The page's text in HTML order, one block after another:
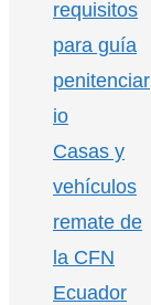
requisitos
para guía
penitenciar
io
Casas y
vehículos
remate de
la CFN
Ecuador